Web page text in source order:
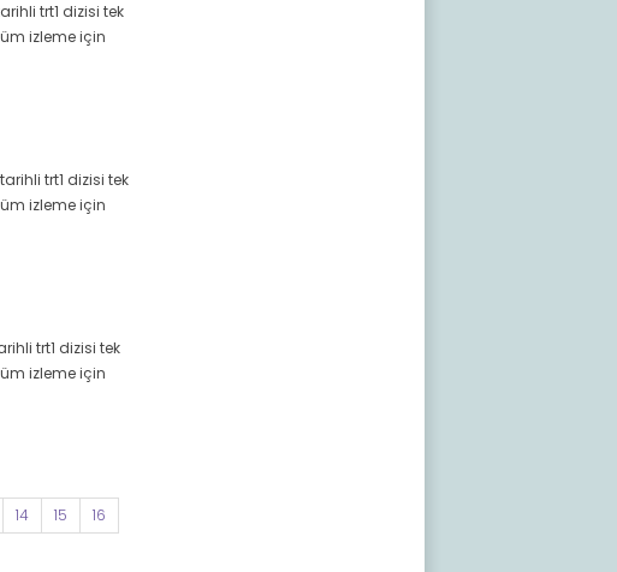
trt1 dizisi tek
izleme için
trt1 dizisi tek
izleme için
trt1 dizisi tek
izleme için
14 15
16